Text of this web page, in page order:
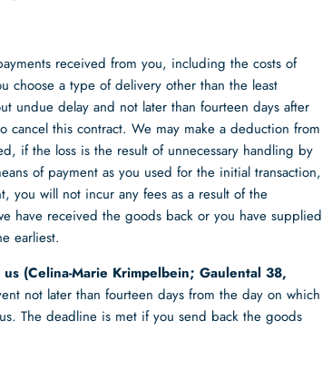
received from you, including the costs of
choose a type of delivery other than the least
undue delay and not later than fourteen days after
this contract. We may make a deduction from
if the loss is the result of unnecessary handling by
of payment as you used for the initial transaction,
you will not incur any fees as a result of the
have received the goods back or you have supplied
earliest.
(Celina-Marie Krimpelbein; Gaulental 38,
not later than fourteen days from the day on which
The deadline is met if you send back the goods